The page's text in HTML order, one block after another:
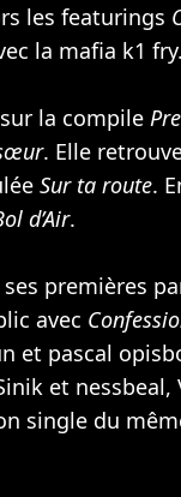
les featurings
la mafia k1 fry.
la compile
. Elle
Sur ta route.
d’Air.
premières
avec
et pascal
et
single du